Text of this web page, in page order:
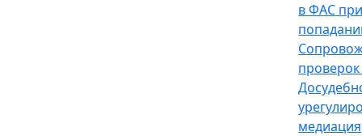
в ФАС
медиация